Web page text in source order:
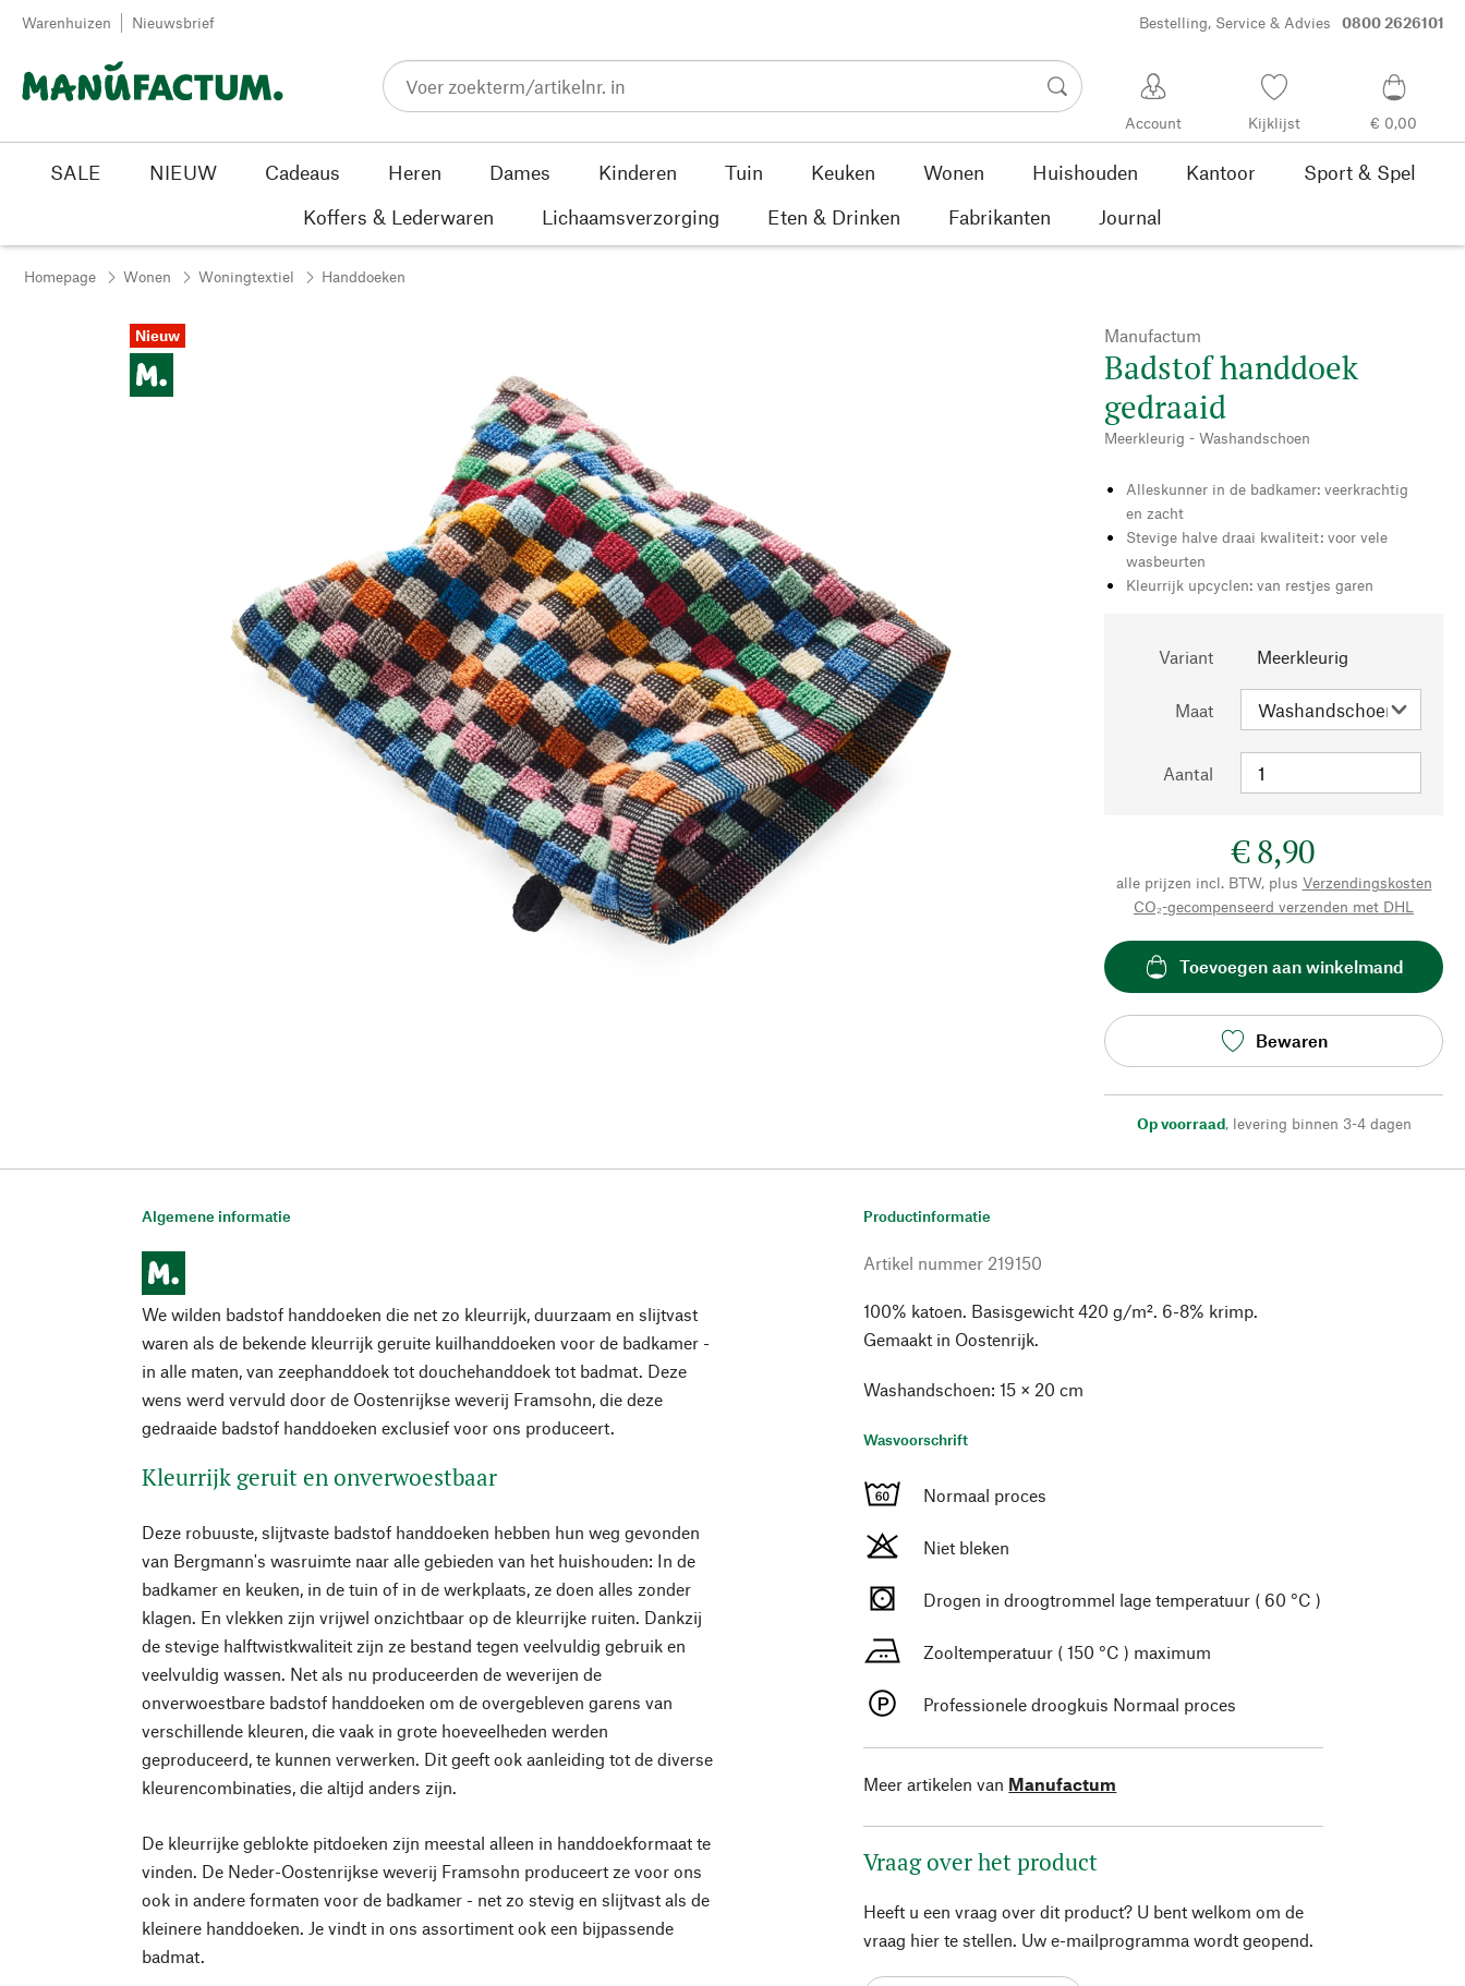
Passer au contenu
Warenhuizen Nieuwsbrief Bestelling, Service & Advies 0800 2626101
Account Kijklijst € 0,00
SALE NIEUW Cadeaus Heren Dames Kinderen Tuin Keuken Wonen Huishouden Kantoor
Sport & Spel
Koffers & Lederwaren
Lichaamsverzorging Eten & Drinken Fabrikanten Journal
Homepage Wonen Woningtextiel Handdoeken
Nieuw Manufactum
Badstof handdoek
gedraaid
Meerkleurig - Washandschoen
Alleskunner in de badkamer: veerkrachtig
en zacht
Stevige halve draai kwaliteit: voor vele
wasbeurten
Kleurrijk upcyclen: van restjes garen
Variant Meerkleurig
Maat
Aantal
€ 8,90
alle prijzen incl. BTW, plus Verzendingskosten
CO₂-gecompenseerd verzenden met DHL
Toevoegen aan winkelmand
Bewaren
Op voorraad, levering binnen 3-4 dagen
Algemene informatie
We wilden badstof handdoeken die net zo kleurrijk, duurzaam en slijtvast
waren als de bekende kleurrijk geruite kuilhanddoeken voor de badkamer -
in alle maten, van zeephanddoek tot douchehanddoek tot badmat. Deze
wens werd vervuld door de Oostenrijkse weverij Framsohn, die deze
gedraaide badstof handdoeken exclusief voor ons produceert.
Kleurrijk geruit en onverwoestbaar
Deze robuuste, slijtvaste badstof handdoeken hebben hun weg gevonden
van Bergmann's wasruimte naar alle gebieden van het huishouden: In de
badkamer en keuken, in de tuin of in de werkplaats, ze doen alles zonder
klagen. En vlekken zijn vrijwel onzichtbaar op de kleurrijke ruiten. Dankzij
de stevige halftwistkwaliteit zijn ze bestand tegen veelvuldig gebruik en
veelvuldig wassen. Net als nu produceerden de weverijen de
onverwoestbare badstof handdoeken om de overgebleven garens van
verschillende kleuren, die vaak in grote hoeveelheden werden
geproduceerd, te kunnen verwerken. Dit geeft ook aanleiding tot de diverse
kleurencombinaties, die altijd anders zijn.
De kleurrijke geblokte pitdoeken zijn meestal alleen in handdoekformaat te
vinden. De Neder-Oostenrijkse weverij Framsohn produceert ze voor ons
ook in andere formaten voor de badkamer - net zo stevig en slijtvast als de
kleinere handdoeken. Je vindt in ons assortiment ook een bijpassende
badmat.
Productinformatie
Artikel nummer 219150
100% katoen. Basisgewicht 420 g/m². 6-8% krimp.
Gemaakt in Oostenrijk.
Washandschoen: 15 × 20 cm
Wasvoorschrift
Normaal proces
Niet bleken
Drogen in droogtrommel lage temperatuur ( 60 °C )
Zooltemperatuur ( 150 °C ) maximum
Professionele droogkuis Normaal proces
Meer artikelen van Manufactum
Vraag over het product
Heeft u een vraag over dit product? U bent welkom om de
vraag hier te stellen. Uw e-mailprogramma wordt geopend.